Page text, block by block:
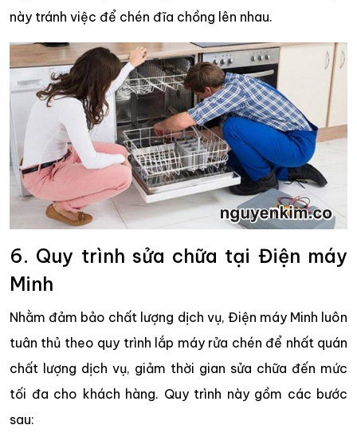
này tránh việc để chén đĩa chồng lên nhau.
6. Quy trình sửa chữa tại Điện máy
Minh
Nhằm đảm bảo chất lượng dịch vụ, Điện máy Minh luôn
tuân thủ theo quy trình lắp máy rửa chén để nhất quán
chất lượng dịch vụ, giảm thời gian sửa chữa đến mức
tối đa cho khách hàng. Quy trình này gồm các bước
sau: